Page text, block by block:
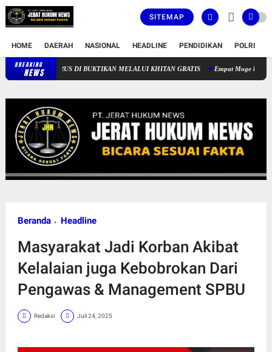
SITEMAP
HOME DAERAH NASIONAL HEADLINE PENDIDIKAN POLRI
BREAKING
NEWSKOMITMEN PELAYANAN SOSIAL RSUD-CICALENGKA TERUS DI
Beranda Headline
Masyarakat Jadi Korban Akibat
Kelalaian juga Kebobrokan Dari
Pengawas & Management SPBU
Redaksi Juli 24, 2025